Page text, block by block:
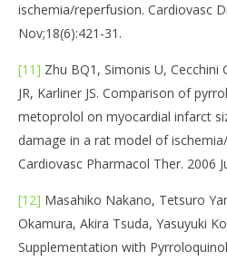
ischemia/reperfusion. Cardiovasc
Nov;18(6):421-31.
[11] Zhu BQ1, Simonis U, Cecchini
JR, Karliner JS. Comparison of
metoprolol on myocardial infarct
damage in a rat model of
Cardiovasc Pharmacol Ther. 2006
[12] Masahiko Nakano, Tetsuro
Okamura, Akira Tsuda, Yasuyuki
Supplementation with